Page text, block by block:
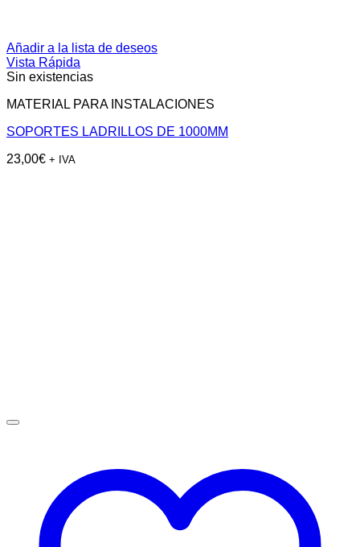
Añadir a la lista de deseos
Vista Rápida
Sin existencias
MATERIAL PARA INSTALACIONES
SOPORTES LADRILLOS DE 1000MM
23,00€ + IVA